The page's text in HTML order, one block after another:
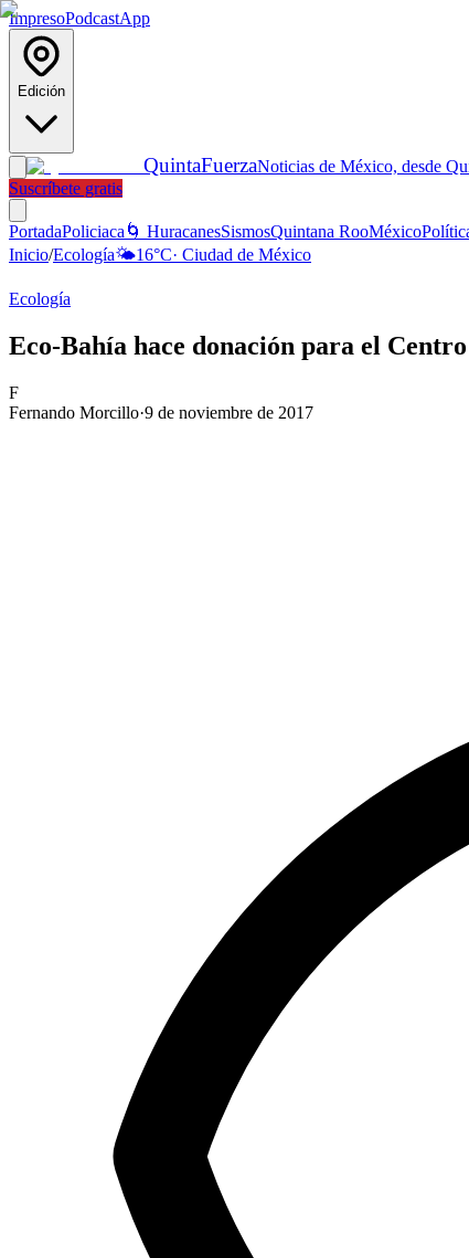
ImpresoPodcastApp
Edición
QuintaFuerzaNoticias de México, desde
Suscríbete gratis
PortadaPoliciaca 🌀 HuracanesSismosQuintana RooMéxico
Inicio/Ecología🌤️16°C· Ciudad de México
Ecología
Eco-Bahía hace donación para el
F
Fernando Morcillo·9 de noviembre de 2017